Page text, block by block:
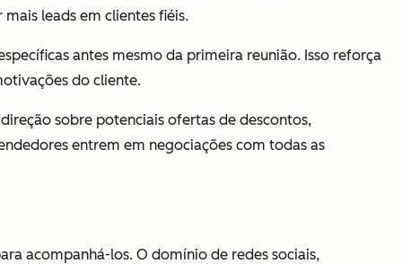
leads em clientes fiéis.
antes mesmo da primeira reunião. Isso reforça
do cliente.
sobre potenciais ofertas de descontos,
entrem em negociações com todas as
acompanhá-los. O domínio de redes sociais,